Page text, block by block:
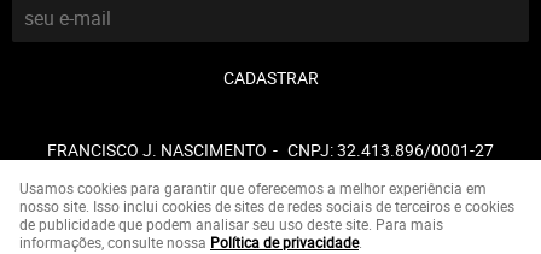
CADASTRAR
FRANCISCO J. NASCIMENTO CNPJ: 32.413.896/0001-27
LOJA VIRTUAL CRIADA POR
Usamos cookies para garantir que oferecemos a melhor experiência em
nosso site. Isso inclui cookies de sites de redes sociais de terceiros e cookies
de publicidade que podem analisar seu uso deste site. Para mais
informações, consulte nossa Política de privacidade.